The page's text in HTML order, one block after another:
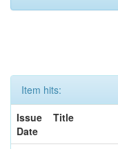
Item hits:
Issue
Date
Title